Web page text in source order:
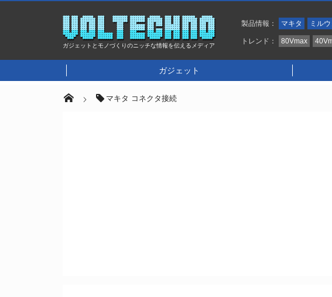
ガジェットとモノづくりのニッチな情報を伝えるメディア
製品情報： マキタ ミル
トレンド： 80Vmax
ガジェット
マキタ コネクタ接続